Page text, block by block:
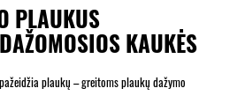
PLAUKUS
KAUKĖS
plaukų – greitoms plaukų dažymo